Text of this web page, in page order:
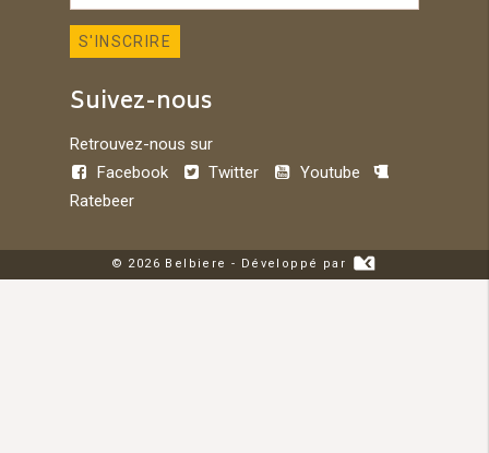
Suivez-nous
Retrouvez-nous sur
Facebook
Twitter
Youtube
Ratebeer
© 2026 Belbiere - Développé par